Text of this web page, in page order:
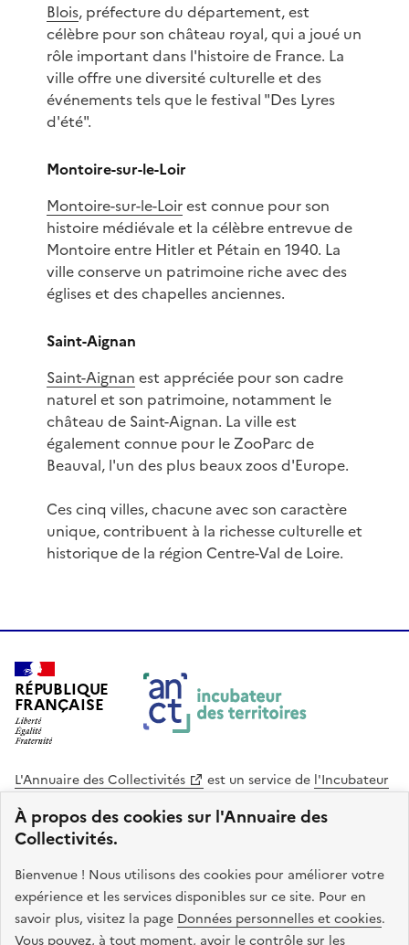
À propos des cookies sur l'Annuaire des
Collectivités.
Bienvenue ! Nous utilisons des cookies pour améliorer votre
expérience et les services disponibles sur ce site. Pour en
savoir plus, visitez la page Données personnelles et cookies.
Vous pouvez, à tout moment, avoir le contrôle sur les
Blois, préfecture du département, est
célèbre pour son château royal, qui a joué un
rôle important dans l'histoire de France. La
ville offre une diversité culturelle et des
événements tels que le festival "Des Lyres
d'été".
Montoire-sur-le-Loir
Montoire-sur-le-Loirest connue pour son
histoire médiévale et la célèbre entrevue de
Montoire entre Hitler et Pétain en 1940. La
ville conserve un patrimoine riche avec des
églises et des chapelles anciennes.
Saint-Aignan
Saint-Aignan est appréciée pour son cadre
naturel et son patrimoine, notamment le
château de Saint-Aignan. La ville est
également connue pour le ZooParc de
Beauval, l'un des plus beaux zoos d'Europe.
Ces cinq villes, chacune avec son caractère
unique, contribuent à la richesse culturelle et
historique de la région Centre-Val de Loire.
RÉPUBLIQUE
FRANÇAISE
L'Annuaire des Collectivités est un service de l'Incubateur
des Territoires
Cohésion des Territoires
. Le code source de ce site web
est disponible en licence libre. Le design de ce site est conçu
avec le système de design de l’État.
legifrance.gouv.fr
info.gouv.fr